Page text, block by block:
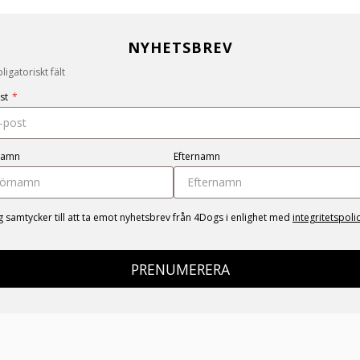
NYHETSBREV
fält
*
Efternamn
samtycker till att ta emot nyhetsbrev från 4Dogs i enlighet med
PRENUMERERA